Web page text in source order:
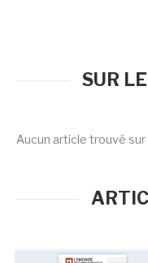
SUR
Aucun article trouvé